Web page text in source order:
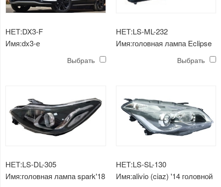
НЕТ:DX3-F
Имя:dx3-е
Выбрать
НЕТ:LS-ML-232
Имя:головная лампа Eclipse
Выбрать
НЕТ:LS-DL-305
Имя:головная лампа spark'18
НЕТ:LS-SL-130
Имя:alivio (ciaz) '14 головной